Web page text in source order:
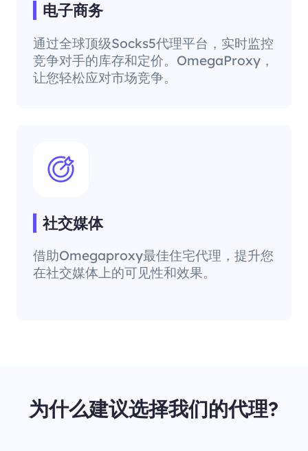
电子商务
通过全球顶级Socks5代理平台，实时监控
竞争对手的库存和定价。OmegaProxy，
让您轻松应对市场竞争。
社交媒体
借助Omegaproxy最佳住宅代理，提升您
在社交媒体上的可见性和效果。
为什么建议选择我们的代理?